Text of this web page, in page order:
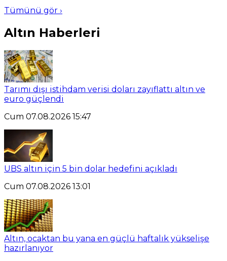
Tümünü gör ›
Altın Haberleri
Tarımı dışı istihdam verisi doları zayıflattı altın ve
euro güçlendi
Cum 07.08.2026 15:47
UBS altın için 5 bin dolar hedefini açıkladı
Cum 07.08.2026 13:01
Altın, ocaktan bu yana en güçlü haftalık yükselişe
hazırlanıyor